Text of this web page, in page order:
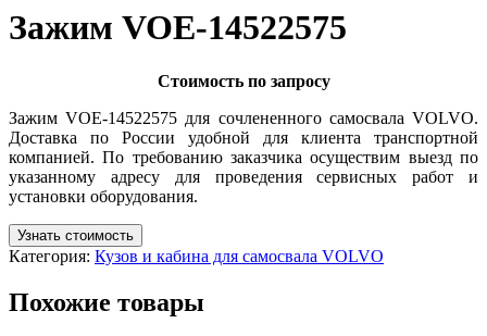
Зажим VOE-14522575
Стоимость по запросу
Зажим VOE-14522575 для сочлененного самосвала VOLVO.
Доставка по России удобной для клиента транспортной
компанией. По требованию заказчика осуществим выезд по
указанному адресу для проведения сервисных работ и
установки оборудования.
Узнать стоимость
Категория: Кузов и кабина для самосвала VOLVO
Похожие товары